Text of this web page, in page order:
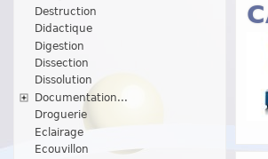
Destruction
Didactique
Digestion
Dissection
Dissolution
Documentation...
Droguerie
Eclairage
Ecouvillon